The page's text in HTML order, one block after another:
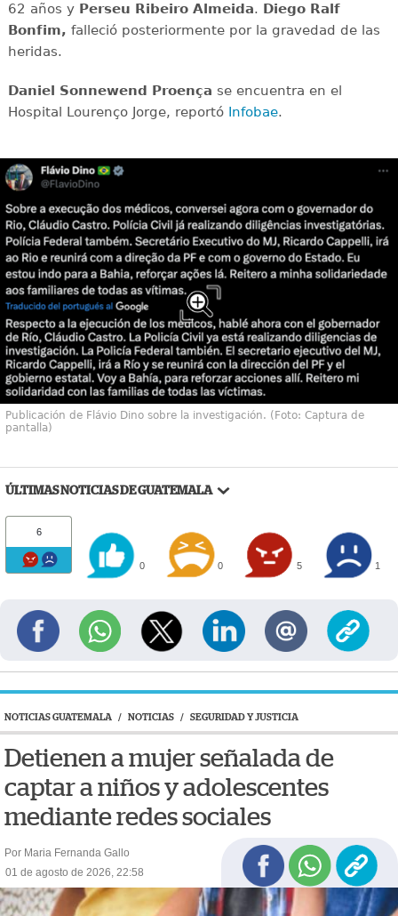
62 años y Perseu Ribeiro Almeida. Diego Ralf
Bonfim, falleció posteriormente por la gravedad de las
heridas.
Daniel Sonnewend Proença se encuentra en el
Hospital Lourenço Jorge, reportó Infobae.
Publicación de Flávio Dino sobre la investigación. (Foto: Captura de
pantalla)
ÚLTIMAS NOTICIAS DE GUATEMALA
6
0 0 5 1
NOTICIAS GUATEMALA / NOTICIAS / SEGURIDAD Y JUSTICIA
Detienen a mujer señalada de
captar a niños y adolescentes
mediante redes sociales
Por Maria Fernanda Gallo
01 de agosto de 2026, 22:58